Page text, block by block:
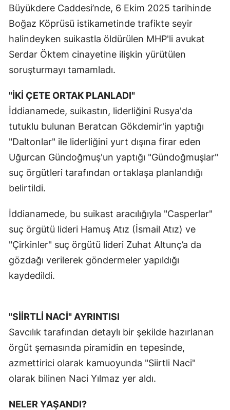
Büyükdere Caddesi’nde, 6 Ekim 2025 tarihinde
Boğaz Köprüsü istikametinde trafikte seyir
halindeyken suikastla öldürülen MHP'li avukat
Serdar Öktem cinayetine ilişkin yürütülen
soruşturmayı tamamladı.
"İKİ ÇETE ORTAK PLANLADI"
İddianamede, suikastın, liderliğini Rusya'da
tutuklu bulunan Beratcan Gökdemir'in yaptığı
"Daltonlar" ile liderliğini yurt dışına firar eden
Uğurcan Gündoğmuş'un yaptığı "Gündoğmuşlar"
suç örgütleri tarafından ortaklaşa planlandığı
belirtildi.
İddianamede, bu suikast aracılığıyla "Casperlar"
suç örgütü lideri Hamuş Atız (İsmail Atız) ve
"Çirkinler" suç örgütü lideri Zuhat Altunç’a da
gözdağı verilerek göndermeler yapıldığı
kaydedildi.
"SİİRTLİ NACİ" AYRINTISI
Savcılık tarafından detaylı bir şekilde hazırlanan
örgüt şemasında piramidin en tepesinde,
azmettirici olarak kamuoyunda "Siirtli Naci"
olarak bilinen Naci Yılmaz yer aldı.
NELER YAŞANDI?